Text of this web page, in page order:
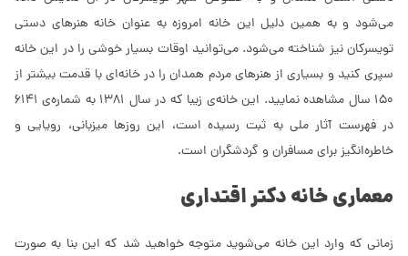
می‌شود و به همین دلیل این خانه امروزه به عنوان خانه هنرهای دستی
تویسرکان نیز شناخته می‌شود. می‌توانید اوقات بسیار خوشی را در این خانه
سپری کنید و بسیاری از هنرهای مردم همدان را در خانه‌ای با قدمت بیشتر از
150 سال مشاهده نمایید. این خانه‌ی زیبا که در سال 1381 به شماره‌ی 6141
در فهرست آثار ملی به ثبت رسیده است، این روزها میزبانی، رویایی و
خاطره‌انگیز برای مسافران و گردشگران است.
معماری خانه دکتر اقتداری
زمانی که وارد این خانه می‌شوید متوجه خواهید شد که این بنا به صورت